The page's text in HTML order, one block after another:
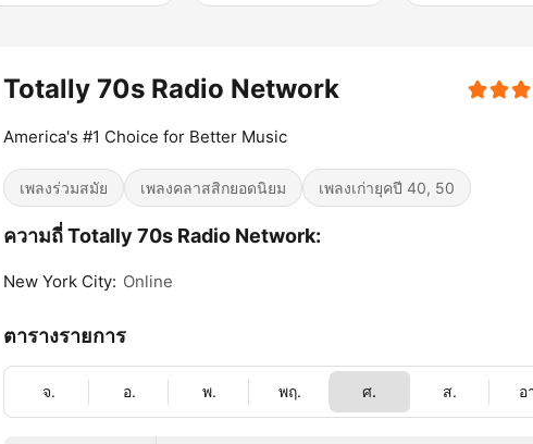
Totally 70s Radio Network
America's #1 Choice for Better Music
เพลงร่วมสมัย เพลงคลาสสิกยอดนิยม เพลงเก่ายุคปี 40, 50
ความถี่ Totally 70s Radio Network:
New York City: Online
ตารางรายการ
จ. อ. พ. พฤ. ศ. ส. อ